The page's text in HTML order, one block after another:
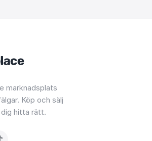
marknadsplats
Köp och sälj
hitta rätt.